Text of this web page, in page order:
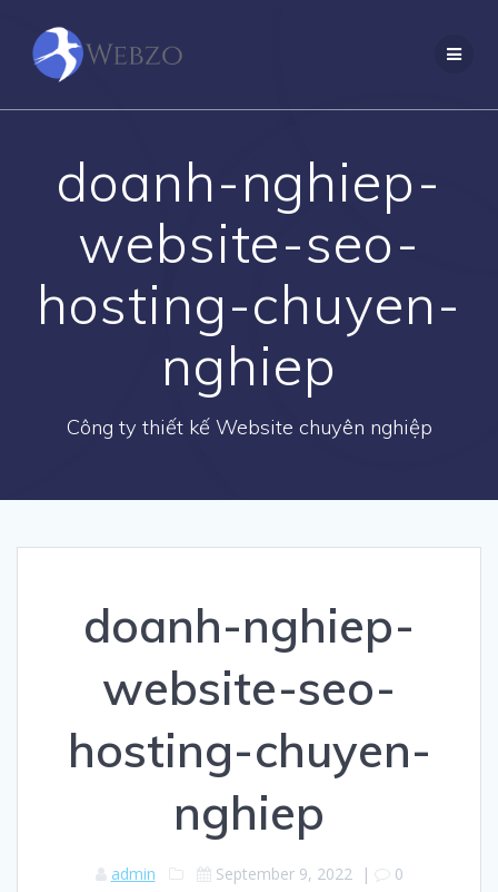
doanh-nghiep-
website-seo-
hosting-chuyen-
nghiep
Công ty thiết kế Website chuyên nghiệp
doanh-nghiep-
website-seo-
hosting-chuyen-
nghiep
admin September 9, 2022 | 0